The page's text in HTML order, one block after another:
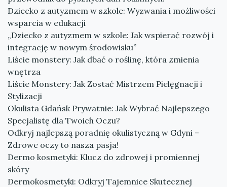
Dziecko z autyzmem w szkole: Wyzwania i możliwości
wsparcia w edukacji
„Dziecko z autyzmem w szkole: Jak wspierać rozwój i
integrację w nowym środowisku”
Liście monstery: Jak dbać o roślinę, która zmienia
wnętrza
Liście Monstery: Jak Zostać Mistrzem Pielęgnacji i
Stylizacji
Okulista Gdańsk Prywatnie: Jak Wybrać Najlepszego
Specjalistę dla Twoich Oczu?
Odkryj najlepszą poradnię okulistyczną w Gdyni –
Zdrowe oczy to nasza pasja!
Dermo kosmetyki: Klucz do zdrowej i promiennej
skóry
Dermokosmetyki: Odkryj Tajemnice Skutecznej